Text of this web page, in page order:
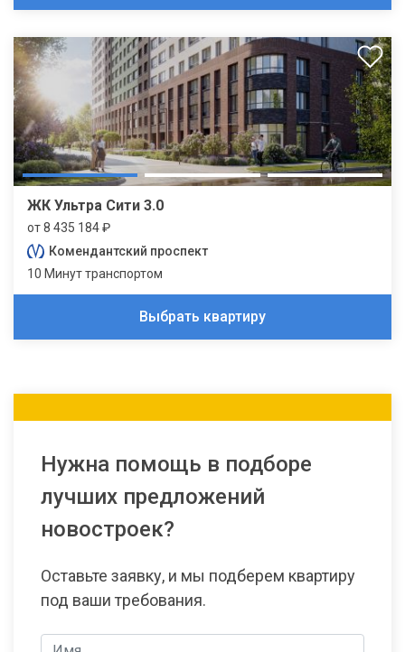
ЖК Ультра Сити 3.0
от 8 435 184 ₽
Комендантский проспект
10 Минут транспортом
Выбрать квартиру
Нужна помощь в подборе
лучших предложений
новостроек?
Оставьте заявку, и мы подберем квартиру
под ваши требования.